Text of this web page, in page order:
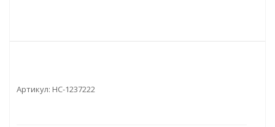
Артикул: НС-1237222